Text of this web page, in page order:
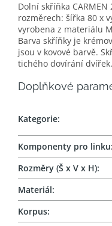
Dolní skříňka
rozměrech: šířka 80 x
vyrobena z materiálu
Barva skříňky je
jsou v kovové barvě.
tichého dovírání dvířek.
Doplňkové
Kategorie:
Komponenty pro linku:
Rozměry (Š x V x H):
Materiál:
Korpus: